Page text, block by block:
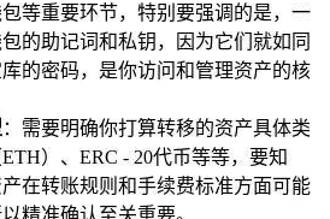
等重要环节，特别要强调的是，一
的助记词和私钥，因为它们就如同
的密码，是你访问和管理资产的核
：需要明确你打算转移的资产具体类
）、ERC - 20代币等等，要知
在转账规则和手续费标准方面可能
精准确认至关重要。